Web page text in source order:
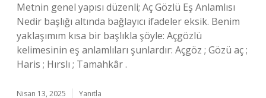
Metnin genel yapısı düzenli; Aç Gözlü Eş Anlamlısı
Nedir başlığı altında bağlayıcı ifadeler eksik. Benim
yaklaşımım kısa bir başlıkla şöyle: Açgözlü
kelimesinin eş anlamlıları şunlardır: Açgöz ; Gözü aç ;
Haris ; Hırslı ; Tamahkâr .
Nisan 13, 2025 Yanıtla